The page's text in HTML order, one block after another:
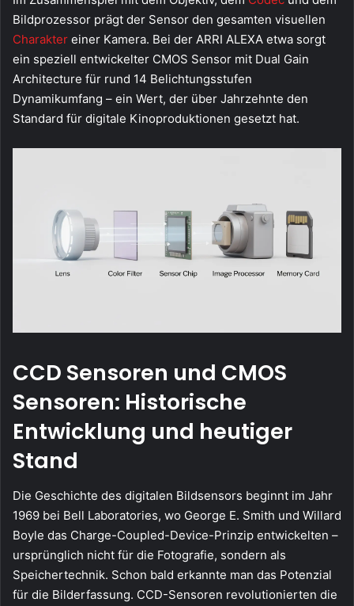
Bildprozessor prägt der Sensor den gesamten visuellen
Charakter einer Kamera. Bei der ARRI ALEXA etwa sorgt
ein speziell entwickelter CMOS Sensor mit Dual Gain
Architecture für rund 14 Belichtungsstufen
Dynamikumfang – ein Wert, der über Jahrzehnte den
Standard für digitale Kinoproduktionen gesetzt hat.
CCD Sensoren und CMOS
Sensoren: Historische
Entwicklung und heutiger
Stand
Die Geschichte des digitalen Bildsensors beginnt im Jahr
1969 bei Bell Laboratories, wo George E. Smith und Willard
Boyle das Charge-Coupled-Device-Prinzip entwickelten –
ursprünglich nicht für die Fotografie, sondern als
Speichertechnik. Schon bald erkannte man das Potenzial
für die Bilderfassung. CCD-Sensoren revolutionierten die